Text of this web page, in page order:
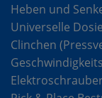
Heben und
Universelle
Clinchen